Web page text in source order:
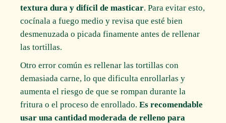
textura dura y difícil de masticar. Para evitar esto,
cocínala a fuego medio y revisa que esté bien
desmenuzada o picada finamente antes de rellenar
las tortillas.
Otro error común es rellenar las tortillas con
demasiada carne, lo que dificulta enrollarlas y
aumenta el riesgo de que se rompan durante la
fritura o el proceso de enrollado.Es recomendable
usar una cantidad moderada de relleno para